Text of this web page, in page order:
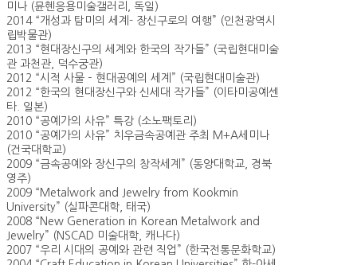
미나 (뮨혠응용미술갤러리, 독일)
2014 “개성과 탐미의 세계- 장신구로의 여행” (인천광역시
립박물관)
2013 “현대장신구의 세계와 한국의 작가들” (국립현대미술
관 과천관, 덕수궁관)
2012 “시적 사물 – 현대공예의 세계” (국립현대미술관)
2012 “한국의 현대장신구와 신세대 작가들” (이타미공예센
타. 일본)
2010 “공예가의 사유” 특강 (소노팩토리)
2010 “공예가의 사유” 치우금속공예관 주최 M+A세미나
(건국대학교)
2009 “금속공예와 장신구의 창작세계” (동양대학교, 경북
영주)
2009 “Metalwork and Jewelry from Kookmin
University” (실파콘대학, 태국)
2008 “New Generation in Korean Metalwork and
Jewelry” (NSCAD 미술대학, 캐나다)
2007 “우리 시대의 공예와 관련 직업” (한국전통문화학교)